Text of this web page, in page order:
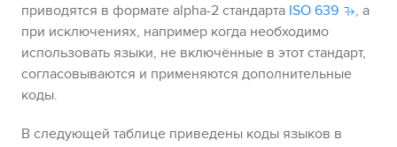
приводятся в формате alpha-2 стандарта ISO 639
, а
при исключениях, например когда необходимо
использовать языки, не включённые в этот стандарт,
согласовываются и применяются дополнительные
коды.
В следующей таблице приведены коды языков в